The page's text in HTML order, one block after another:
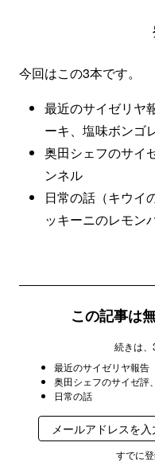
今回はこの3本です。
最近のサイゼリヤ
ーキ、塩味ボンゴ
奥田シェフのサイ
ンネル
日常の話（キウイ
ッキーニのレモン
この記事は
続きは、
最近のサイゼリヤ報告
奥田シェフのサイゼ評
日常の話
すでに